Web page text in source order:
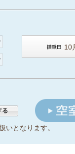
いとなります。